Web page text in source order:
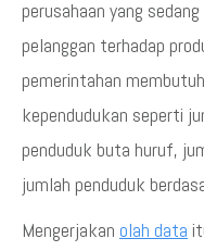
perusahaan yang
pelanggan terhadap
pemerintahan
kependudukan seperti
penduduk buta huruf,
jumlah penduduk
Mengerjakan olah data